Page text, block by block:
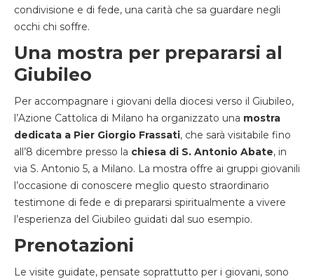
condivisione e di fede, una carità che sa guardare negli
occhi chi soffre.
Una mostra per prepararsi al
Giubileo
Per accompagnare i giovani della diocesi verso il Giubileo,
l’Azione Cattolica di Milano ha organizzato una mostra
dedicata a Pier Giorgio Frassati, che sarà visitabile fino
all’8 dicembre presso la chiesa di S. Antonio Abate, in
via S. Antonio 5, a Milano. La mostra offre ai gruppi giovanili
l’occasione di conoscere meglio questo straordinario
testimone di fede e di prepararsi spiritualmente a vivere
l’esperienza del Giubileo guidati dal suo esempio.
Prenotazioni
Le visite guidate, pensate soprattutto per i giovani, sono